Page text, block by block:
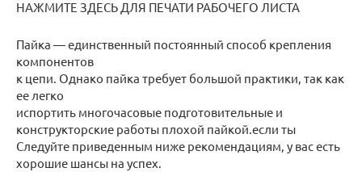
НАЖМИТЕ ЗДЕСЬ ДЛЯ ПЕЧАТИ РАБОЧЕГО ЛИСТА
Пайка — единственный постоянный способ крепления
компонентов
к цепи. Однако пайка требует большой практики, так как
ее легко
испортить многочасовые подготовительные и
конструкторские работы плохой пайкой.если ты
Следуйте приведенным ниже рекомендациям, у вас есть
хорошие шансы на успех.